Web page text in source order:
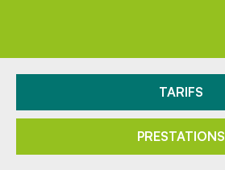
TARIFS
PRESTATIONS